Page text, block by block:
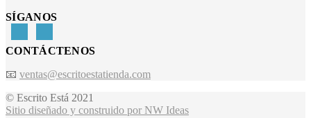
SÍGANOS
CONTÁCTENOS
📧 ventas@escritoestatienda.com
© Escrito Está 2021
Sitio diseñado y construido por NW Ideas